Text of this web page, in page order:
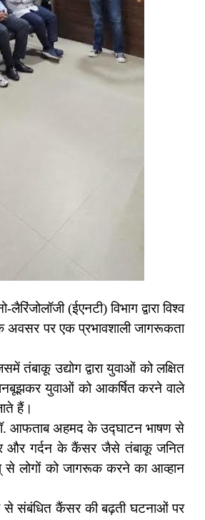
(ईएनटी) विभाग द्वारा विश्व
अवसर पर एक प्रभावशाली जागरूकता
तंबाकू उद्योग द्वारा युवाओं को लक्षित
युवाओं को आकर्षित करने वाले
हैं।
आफताब अहमद के उद्घाटन भाषण से
और गर्दन के कैंसर जैसे तंबाकू जनित
से लोगों को जागरूक करने का आव्हान
संबंधित कैंसर की बढ़ती घटनाओं पर